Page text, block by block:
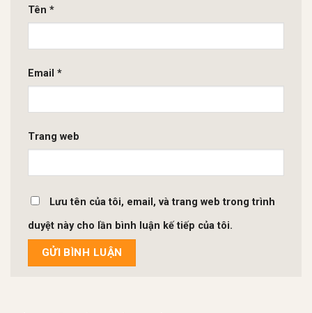
Tên *
Email *
Trang web
Lưu tên của tôi, email, và trang web trong trình
duyệt này cho lần bình luận kế tiếp của tôi.